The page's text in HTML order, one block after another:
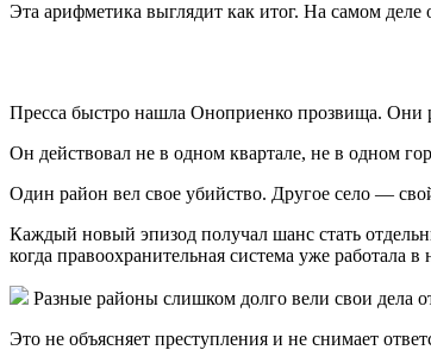
Эта арифметика выглядит как итог. На самом
Пресса быстро нашла Оноприенко прозвища. Они
Он действовал не в одном квартале, не в одном
Один район вел свое убийство. Другое село —
Каждый новый эпизод получал шанс стать
когда правоохранительная система уже работала
Разные районы слишком долго вели свои дела
Это не объясняет преступления и не снимает